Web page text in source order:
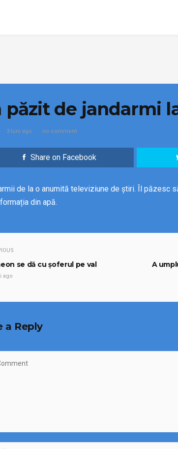
păzit de jandarmi
3 luni ago no comment
Share on Facebook
de la o anumită televiziune de știri. Îl păzesc
din apă.
se dă cu șoferul pe val
ago
A
a Reply